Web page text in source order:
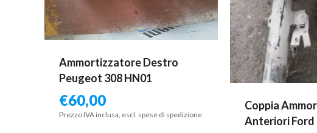
Ammortizzatore Destro
Peugeot 308 HN01
€60,00
Prezzo IVA inclusa, escl. spese di spedizione
Coppia
Anteriori Ford